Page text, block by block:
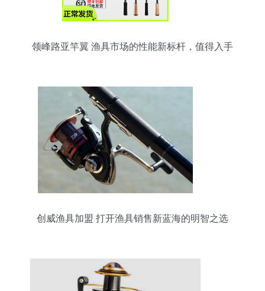
领峰路亚竿翼 渔具市场的性能新标杆，值得入手
创威渔具加盟 打开渔具销售新蓝海的明智之选